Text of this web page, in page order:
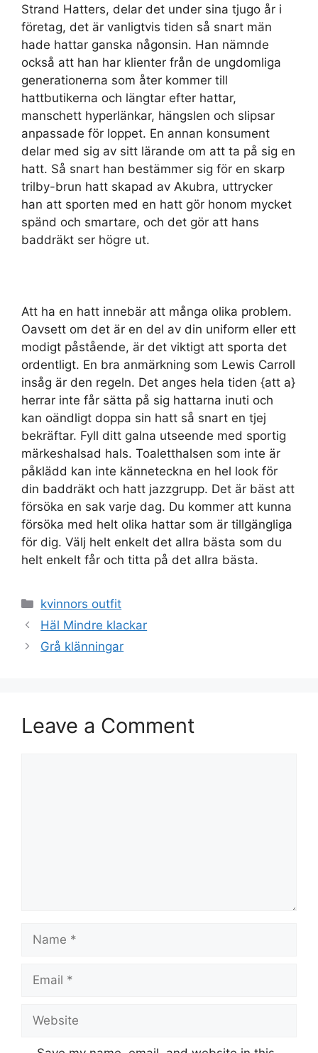
Strand Hatters, delar det under sina tjugo år i
företag, det är vanligtvis tiden så snart män
hade hattar ganska någonsin. Han nämnde
också att han har klienter från de ungdomliga
generationerna som åter kommer till
hattbutikerna och längtar efter hattar,
manschett hyperlänkar, hängslen och slipsar
anpassade för loppet. En annan konsument
delar med sig av sitt lärande om att ta på sig en
hatt. Så snart han bestämmer sig för en skarp
trilby-brun hatt skapad av Akubra, uttrycker
han att sporten med en hatt gör honom mycket
spänd och smartare, och det gör att hans
baddräkt ser högre ut.
Att ha en hatt innebär att många olika problem.
Oavsett om det är en del av din uniform eller ett
modigt påstående, är det viktigt att sporta det
ordentligt. En bra anmärkning som Lewis Carroll
insåg är den regeln. Det anges hela tiden {att a}
herrar inte får sätta på sig hattarna inuti och
kan oändligt doppa sin hatt så snart en tjej
bekräftar. Fyll ditt galna utseende med sportig
märkeshalsad hals. Toaletthalsen som inte är
påklädd kan inte känneteckna en hel look för
din baddräkt och hatt jazzgrupp. Det är bäst att
försöka en sak varje dag. Du kommer att kunna
försöka med helt olika hattar som är tillgängliga
för dig. Välj helt enkelt det allra bästa som du
helt enkelt får och titta på det allra bästa.
Categories
kvinnors outfit
Häl Mindre klackar
Grå klänningar
Leave a Comment
Name
Email
Website